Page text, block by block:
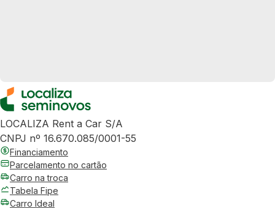
LOCALIZA Rent a Car S/A
CNPJ nº 16.670.085/0001-55
Financiamento
Parcelamento no cartão
Carro na troca
Tabela Fipe
Carro Ideal